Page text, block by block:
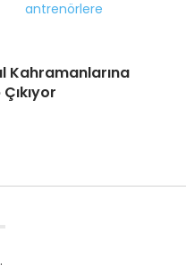
Kahramanlarına
.